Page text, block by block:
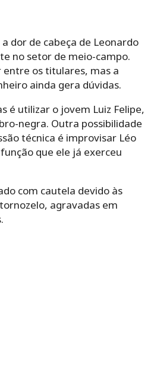
dor de cabeça de Leonardo
no setor de meio-campo.
entre os titulares, mas a
ainda gera dúvidas.
é utilizar o jovem Luiz Felipe,
negra. Outra possibilidade
técnica é improvisar Léo
que ele já exerceu
com cautela devido às
agravadas em